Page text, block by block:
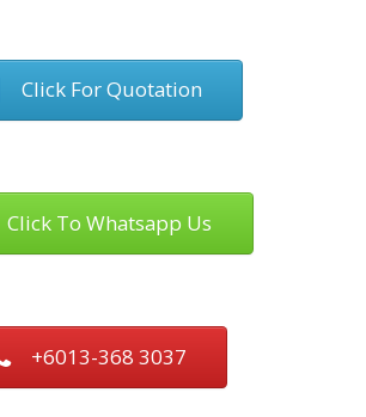
Click For Quotation
Click To Whatsapp Us
+6013-368 3037